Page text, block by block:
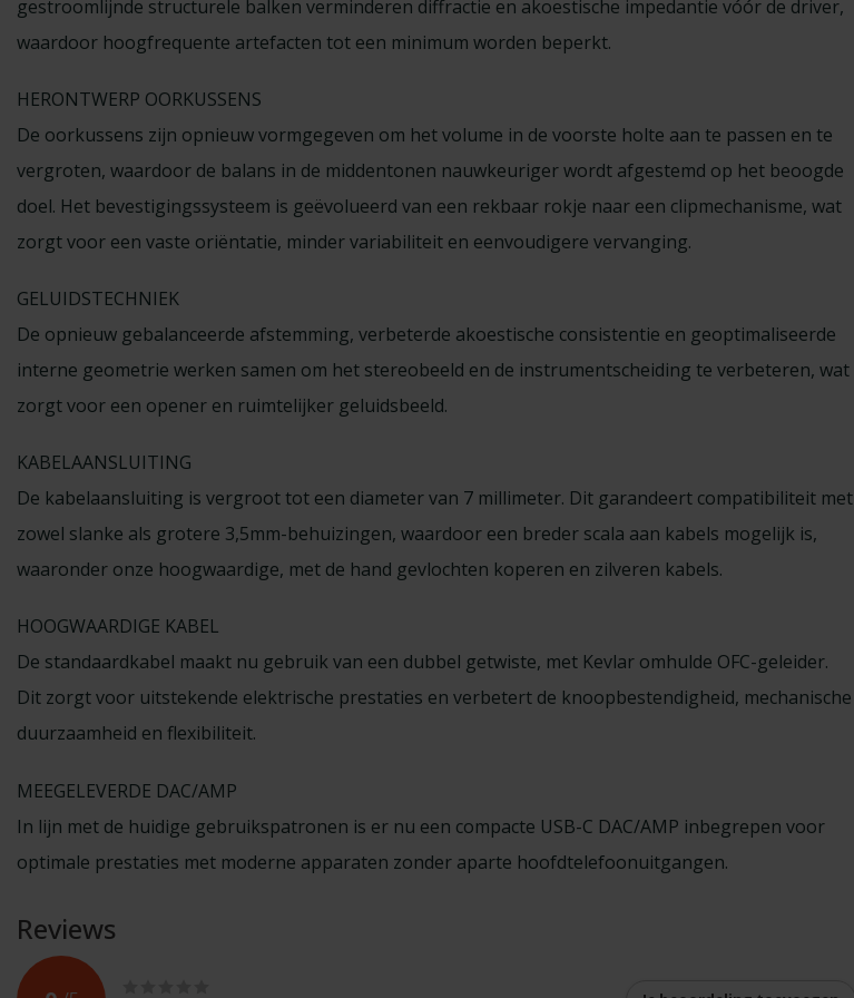
gestroomlijnde structurele balken verminderen diffractie en akoestische impedantie vóór de driver,
waardoor hoogfrequente artefacten tot een minimum worden beperkt.
HERONTWERP OORKUSSENS
De oorkussens zijn opnieuw vormgegeven om het volume in de voorste holte aan te passen en te
vergroten, waardoor de balans in de middentonen nauwkeuriger wordt afgestemd op het beoogde
doel. Het bevestigingssysteem is geëvolueerd van een rekbaar rokje naar een clipmechanisme, wat
zorgt voor een vaste oriëntatie, minder variabiliteit en eenvoudigere vervanging.
GELUIDSTECHNIEK
De opnieuw gebalanceerde afstemming, verbeterde akoestische consistentie en geoptimaliseerde
interne geometrie werken samen om het stereobeeld en de instrumentscheiding te verbeteren, wat
zorgt voor een opener en ruimtelijker geluidsbeeld.
KABELAANSLUITING
De kabelaansluiting is vergroot tot een diameter van 7 millimeter. Dit garandeert compatibiliteit met
zowel slanke als grotere 3,5mm-behuizingen, waardoor een breder scala aan kabels mogelijk is,
waaronder onze hoogwaardige, met de hand gevlochten koperen en zilveren kabels.
HOOGWAARDIGE KABEL
De standaardkabel maakt nu gebruik van een dubbel getwiste, met Kevlar omhulde OFC-geleider.
Dit zorgt voor uitstekende elektrische prestaties en verbetert de knoopbestendigheid, mechanische
duurzaamheid en flexibiliteit.
MEEGELEVERDE DAC/AMP
In lijn met de huidige gebruikspatronen is er nu een compacte USB-C DAC/AMP inbegrepen voor
optimale prestaties met moderne apparaten zonder aparte hoofdtelefoonuitgangen.
Reviews